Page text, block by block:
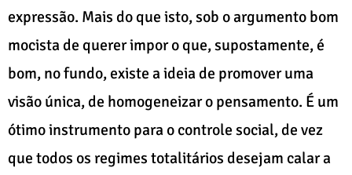
expressão. Mais do que isto, sob o argumento bom
mocista de querer impor o que, supostamente, é
bom, no fundo, existe a ideia de promover uma
visão única, de homogeneizar o pensamento. É um
ótimo instrumento para o controle social, de vez
que todos os regimes totalitários desejam calar a